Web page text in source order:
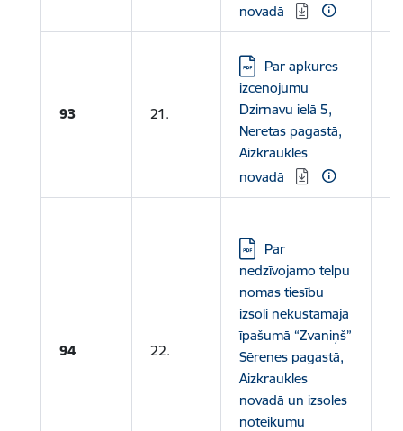
novadā
93 21.
Lejupielādēt:
Par apkures
izcenojumu
Dzirnavu ielā 5,
Neretas pagastā,
Aizkraukles
novadā
94 22.
Lejupielādēt:
Par
nedzīvojamo telpu
nomas tiesību
izsoli nekustamajā
īpašumā “Zvaniņš”
Sērenes pagastā,
Aizkraukles
novadā un izsoles
noteikumu